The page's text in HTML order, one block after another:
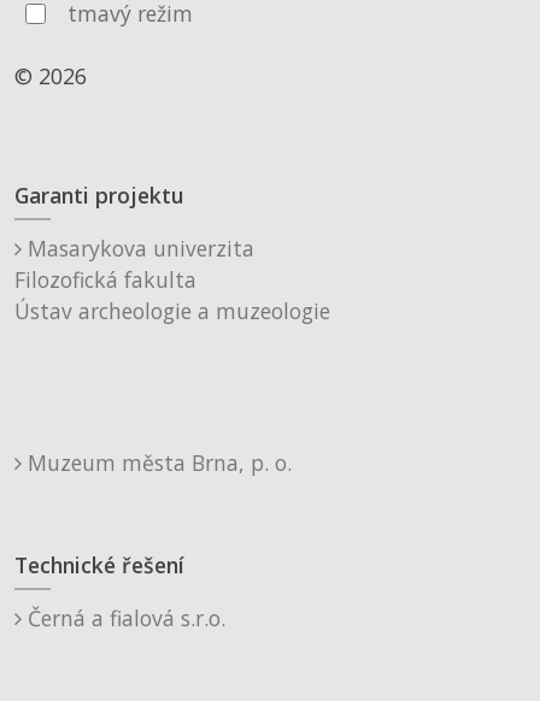
tmavý režim
© 2026
Garanti projektu
Masarykova univerzita
Filozofická fakulta
Ústav archeologie a muzeologie
Muzeum města Brna, p. o.
Technické řešení
Černá a fialová s.r.o.